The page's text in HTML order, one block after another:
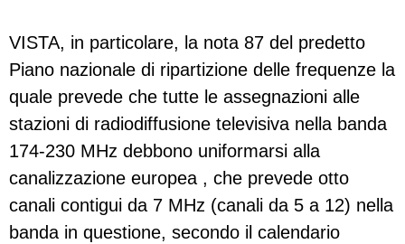
VISTA, in particolare, la nota 87 del predetto
Piano nazionale di ripartizione delle frequenze la
quale prevede che tutte le assegnazioni alle
stazioni di radiodiffusione televisiva nella banda
174-230 MHz debbono uniformarsi alla
canalizzazione europea , che prevede otto
canali contigui da 7 MHz (canali da 5 a 12) nella
banda in questione, secondo il calendario